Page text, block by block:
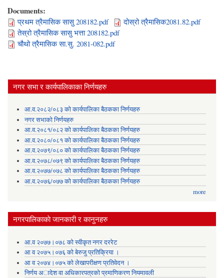
Documents:
प्रथम त्रैमासिक सासु 208182.pdf
दोस्रो त्रैमासिक2081.82.pdf
तेस्रो त्रैमासिक सासु भत्ता 208182.pdf
चौथो त्रैमासिक सा.सु. 2081-082.pdf
नगर सभा र कार्यपालिकाका निर्णयहरु
आ.व.२०८२/०८३ को कार्यपालिका बैठकका निर्णयहरु
नगर सभाको निर्णयहरु
आ.व.२०८१/०८२ को कार्यपालिका बैठकका निर्णयहरु
आ.व.२०८०/०८१ को कार्यपालिका बैठकका निर्णयहरु
आ.व.२०७९/०८० को कार्यपालिका बैठकका निर्णयहरु
आ.व.२०७८/०७९ को कार्यपालिका बैठकका निर्णयहरु
आ.व.२०७७/०७८ को कार्यपालिका बैठकका निर्णयहरु
आ.व.२०७६/०७७ को कार्यपालिका बैठकका निर्णयहरु
more
नगरपालिकाकाे जानकारी र कानुनहरु
आ.व २०७७।०७८ को स्वीकृत नगर दररेट
आ व २०७५।०७६ को बेरुजु प्रतिक्रिया ।
आ व २०७४।०७५ काे लेखापरीक्षण प्रतिवेदन ।
निर्णय अादेश वा अधिकारपत्रकाे प्रमाणिकरण नियमावली